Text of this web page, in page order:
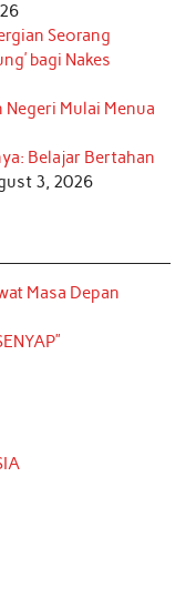
Seorang
bagi Nakes
Mulai Menua
Belajar Bertahan
3, 2026
Masa Depan